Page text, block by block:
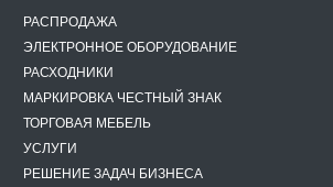
РАСПРОДАЖА
ЭЛЕКТРОННОЕ ОБОРУДОВАНИЕ
РАСХОДНИКИ
МАРКИРОВКА ЧЕСТНЫЙ ЗНАК
ТОРГОВАЯ МЕБЕЛЬ
УСЛУГИ
РЕШЕНИЕ ЗАДАЧ БИЗНЕСА